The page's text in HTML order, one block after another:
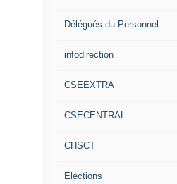
Délégués du Personnel
infodirection
CSEEXTRA
CSECENTRAL
CHSCT
Elections